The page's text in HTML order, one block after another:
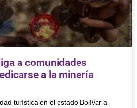
a comunidades
a la minería
turística en el estado Bolívar a